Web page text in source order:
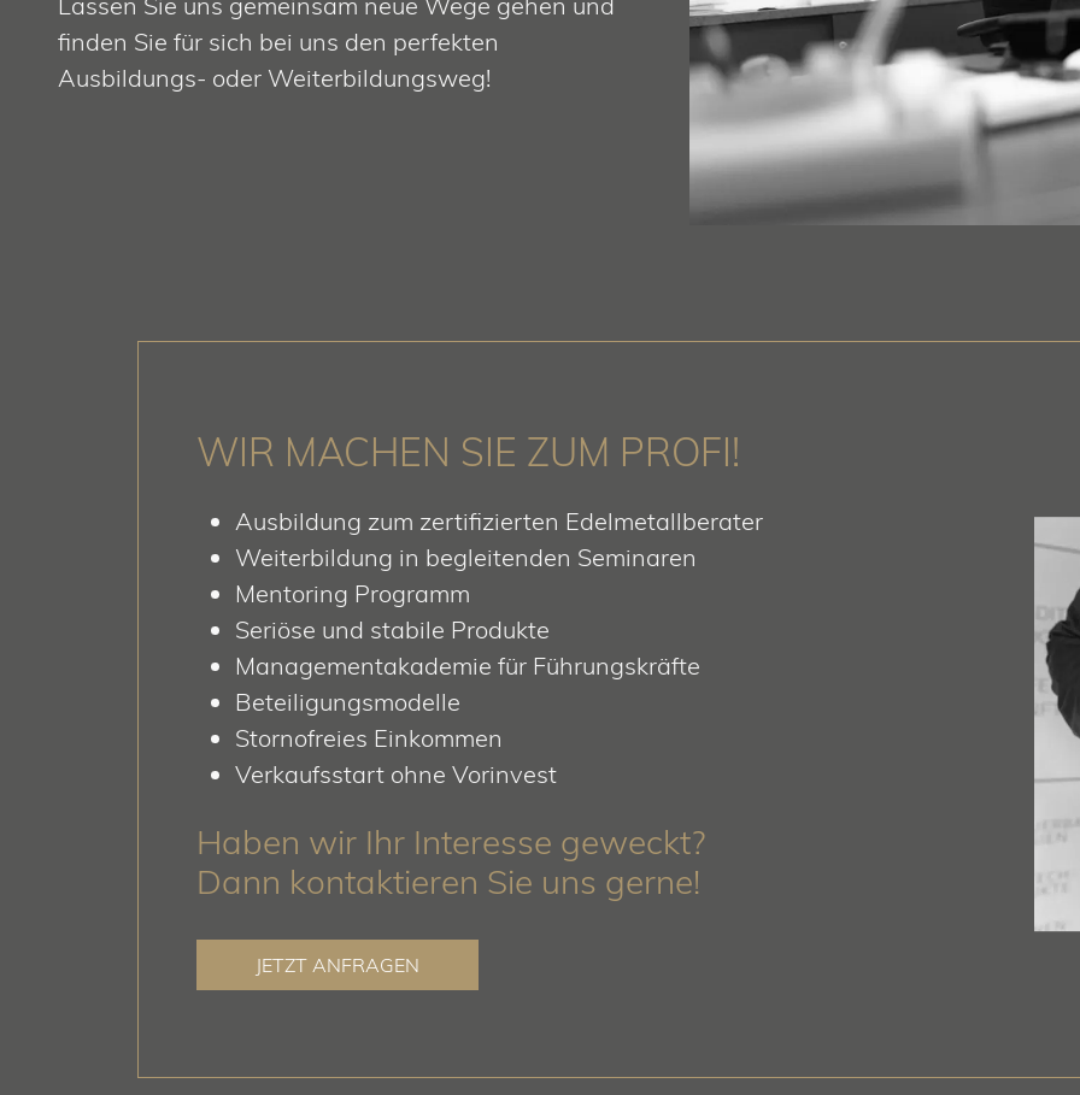
finden Sie für sich bei uns den perfekten
Ausbildungs- oder Weiterbildungsweg!
WIR MACHEN SIE ZUM PROFI!
Ausbildung zum zertifizierten Edelmetallberater
Weiterbildung in begleitenden Seminaren
Mentoring Programm
Seriöse und stabile Produkte
Managementakademie für Führungskräfte
Beteiligungsmodelle
Stornofreies Einkommen
Verkaufsstart ohne Vorinvest
Haben wir Ihr Interesse geweckt?
Dann kontaktieren Sie uns gerne!
JETZT ANFRAGEN